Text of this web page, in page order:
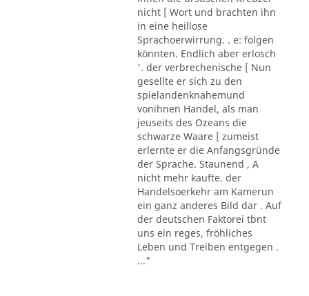
nicht [ Wort und brachten ihn
in eine heillose
Sprachoerwirrung. . e: folgen
könnten. Endlich aber erlosch
'. der verbrechenische [ Nun
gesellte er sich zu den
spielandenknahemund
vonihnen Handel, als man
jeuseits des Ozeans die
schwarze Waare [ zumeist
erlernte er die Anfangsgründe
der Sprache. Staunend , A
nicht mehr kaufte. der
Handelsoerkehr am Kamerun
ein ganz anderes Bild dar . Auf
der deutschen Faktorei tbnt
uns ein reges, fröhliches
Leben und Treiben entgegen .
..."